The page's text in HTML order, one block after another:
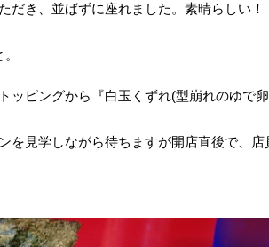
だき、並ばずに座れました。素晴らしい！
ッピングから『白玉くずれ(型崩れのゆで
を見学しながら待ちますが開店直後で、店